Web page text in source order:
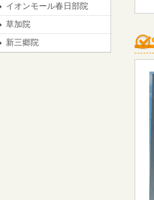
イオンモール春日部院
草加院
新三郷院